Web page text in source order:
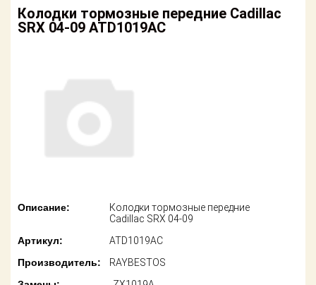
Оплата
Возврат
Онлайн каталоги
Доставка
Оплата
Возврат
Колодки тормозные передние Cadillac
SRX 04-09 ATD1019AC
Описание:
Колодки тормозные передние
Cadillac SRX 04-09
Артикул:
ATD1019AC
Производитель:
RAYBESTOS